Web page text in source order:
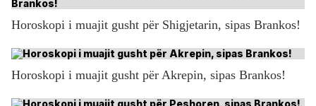
Horoskopi i muajit gusht për Shigjetarin, sipas Brankos!
Horoskopi i muajit gusht për Akrepin, sipas Brankos!